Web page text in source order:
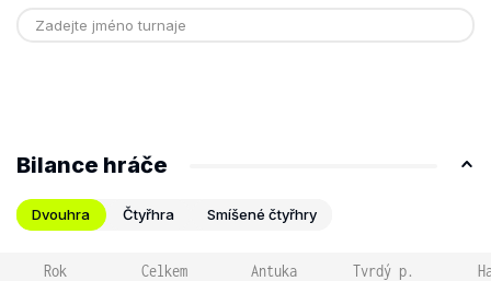
Bilance hráče
Dvouhra Čtyřhra Smíšené čtyřhry
Rok Celkem Antuka Tvrdý p.